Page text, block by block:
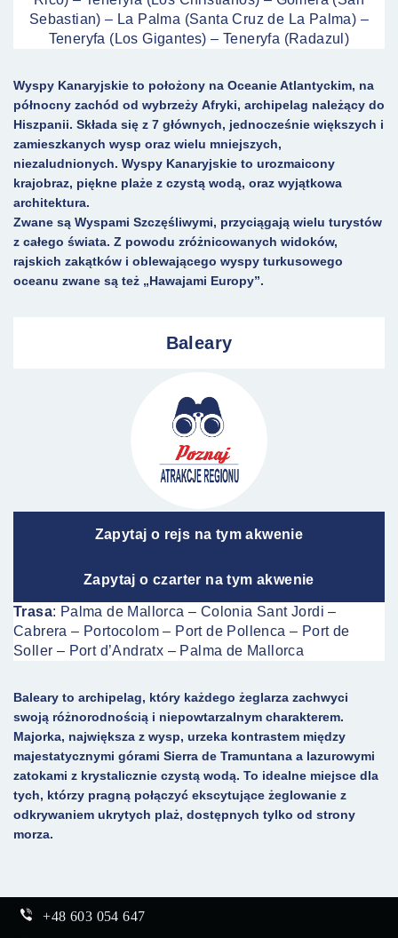
Sebastian) – La Palma (Santa Cruz de La Palma) –
Teneryfa (Los Gigantes) – Teneryfa (Radazul)
Wyspy Kanaryjskie to położony na Oceanie Atlantyckim, na
północny zachód od wybrzeży Afryki, archipelag należący do
Hiszpanii. Składa się z 7 głównych, jednocześnie większych i
zamieszkanych wysp oraz wielu mniejszych,
niezaludnionych. Wyspy Kanaryjskie to urozmaicony
krajobraz, piękne plaże z czystą wodą, oraz wyjątkowa
architektura.
Zwane są Wyspami Szczęśliwymi, przyciągają wielu turystów
z całego świata. Z powodu zróżnicowanych widoków,
rajskich zakątków i oblewającego wyspy turkusowego
oceanu zwane są też „Hawajami Europy”.
Baleary
Zapytaj o rejs na tym akwenie
Zapytaj o czarter na tym akwenie
Trasa: Palma de Mallorca – Colonia Sant Jordi –
Cabrera – Portocolom – Port de Pollenca – Port de
Soller – Port d’Andratx – Palma de Mallorca
Baleary to archipelag, który każdego żeglarza zachwyci
swoją różnorodnością i niepowtarzalnym charakterem.
Majorka, największa z wysp, urzeka kontrastem między
majestatycznymi górami Sierra de Tramuntana a lazurowymi
zatokami z krystalicznie czystą wodą. To idealne miejsce dla
tych, którzy pragną połączyć ekscytujące żeglowanie z
odkrywaniem ukrytych plaż, dostępnych tylko od strony
morza.
+48 603 054 647